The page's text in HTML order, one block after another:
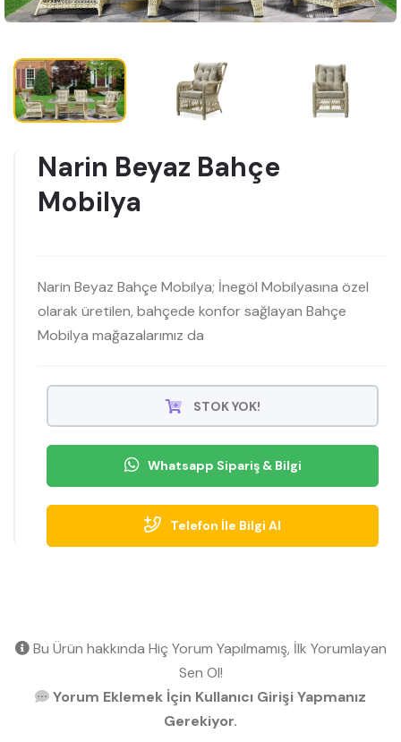
Narin Beyaz Bahçe
Mobilya
Narin Beyaz Bahçe Mobilya; İnegöl Mobilyasına özel
olarak üretilen, bahçede konfor sağlayan Bahçe
Mobilya mağazalarımız da
STOK YOK!
Whatsapp Sipariş & Bilgi
Telefon İle Bilgi Al
Bu Ürün hakkında Hiç Yorum Yapılmamış, İlk Yorumlayan
Sen Ol!
Yorum Eklemek İçin Kullanıcı Girişi Yapmanız
Gerekiyor.